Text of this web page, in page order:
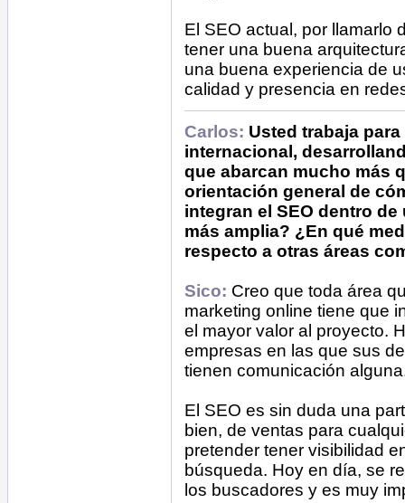
El SEO actual, por llamarlo
tener una buena
una buena experiencia de
calidad y presencia en
Carlos: Usted trabaja
internacional,
que abarcan mucho más
orientación general de
integran el SEO dentro
más amplia? ¿En qué
respecto a otras áreas
Sico: Creo que toda área
marketing online tiene que
el mayor valor al proyecto.
empresas en las que sus
tienen comunicación
El SEO es sin duda una
bien, de ventas para
pretender tener visibilidad
búsqueda. Hoy en día, se
los buscadores y es muy